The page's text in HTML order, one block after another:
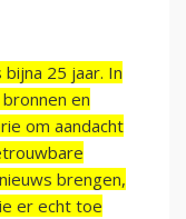
25 jaar. In
en
om aandacht
brengen,
er echt toe